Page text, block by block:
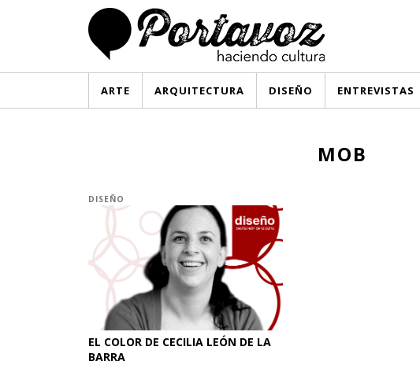
ARTE ARQUITECTURA DISEÑO ENTREVISTAS
MOB
DISEÑO
EL COLOR DE CECILIA LEÓN DE LA
BARRA